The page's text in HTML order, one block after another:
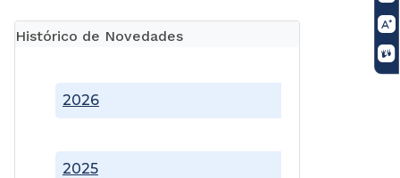
Histórico de Novedades
2025
2026